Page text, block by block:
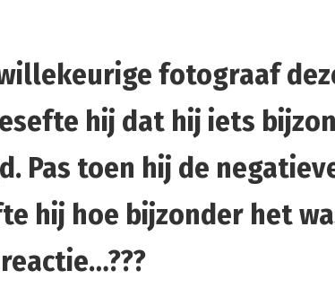
fotograaf
hij dat hij iets
Pas toen hij de
hij hoe bijzonder het